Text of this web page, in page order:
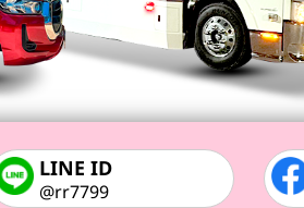
LINE ID
@rr7799